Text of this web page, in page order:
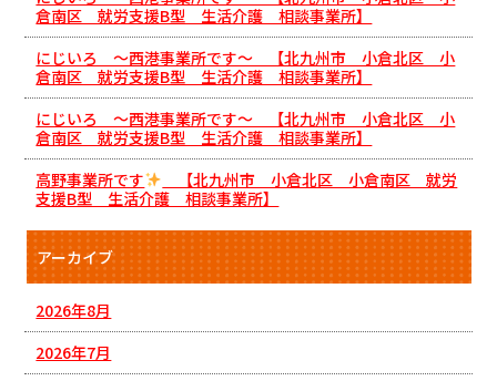
倉南区 就労支援B型 生活介護 相談事業所】
にじいろ ～西港事業所です～ 【北九州市 小倉北区 小
倉南区 就労支援B型 生活介護 相談事業所】
にじいろ ～西港事業所です～ 【北九州市 小倉北区 小
倉南区 就労支援B型 生活介護 相談事業所】
高野事業所です
【北九州市 小倉北区 小倉南区 就労
支援B型 生活介護 相談事業所】
アーカイブ
2026年8月
2026年7月